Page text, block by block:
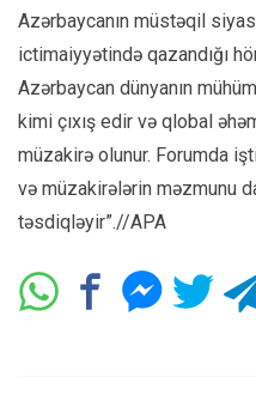
Azərbaycanın müstəqil
ictimaiyyətində qazandığı
Azərbaycan dünyanın
kimi çıxış edir və qlobal
müzakirə olunur. Forumda
və müzakirələrin məzmunu
təsdiqləyir”.//APA